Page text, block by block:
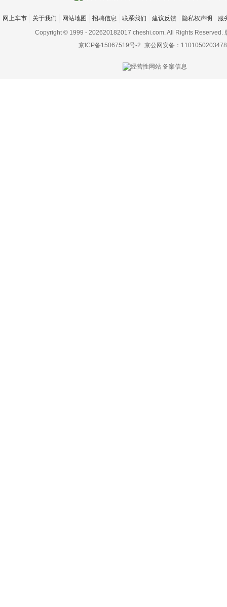
上传图片最多
网上车市 关于我们 网站地图 招聘信息 联系我们 建议反馈 隐私权声明
服
Copyright © 1999 - 202620182017 cheshi.com. All Rights Reserved.
京ICP备15067519号-2 京公网安备：